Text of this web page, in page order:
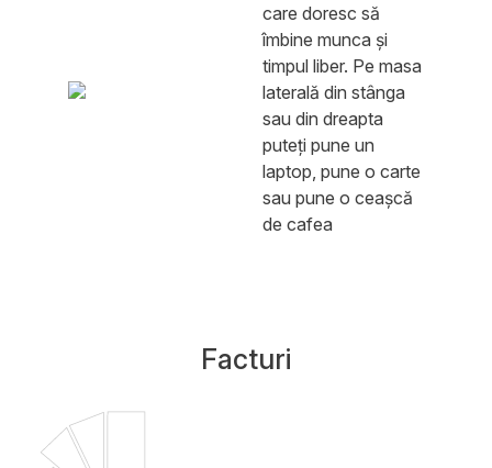
care doresc să
îmbine munca și
timpul liber. Pe masa
laterală din stânga
sau din dreapta
puteți pune un
laptop, pune o carte
sau pune o ceașcă
de cafea
Facturi